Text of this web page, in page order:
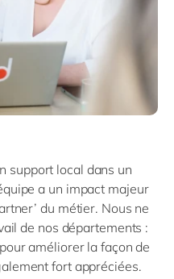
support local dans un
a un impact majeur
du métier. Nous ne
de nos départements :
améliorer la façon de
fort appréciées.